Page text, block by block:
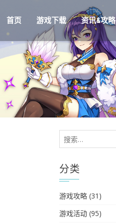
首页 游戏下载 资讯&攻略
搜
索：
分类
游戏攻略 (31)
游戏活动 (95)